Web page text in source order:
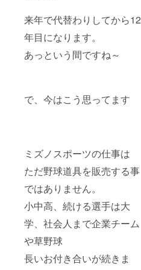
来年で代替わりしてから12
年目になります。
あっという間ですね～
で、今はこう思ってます
ミズノスポーツの仕事は
ただ野球道具を販売する事
ではありません。
小中高、続ける選手は大
学、社会人まで企業チーム
や草野球
長いお付き合いが続きま